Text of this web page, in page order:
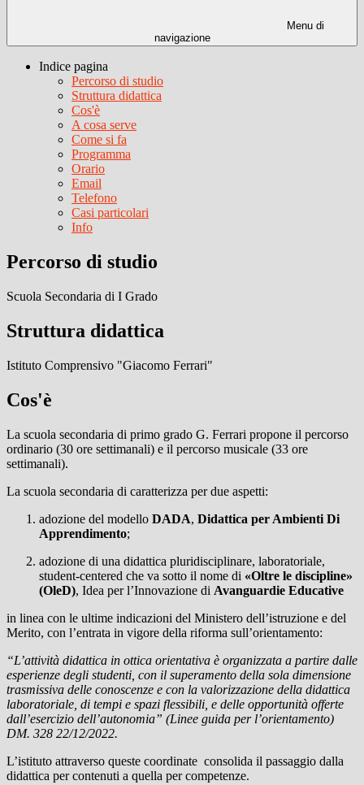
Menu di
navigazione
Indice pagina
Percorso di studio
Struttura didattica
Cos'è
A cosa serve
Come si fa
Programma
Orario
Email
Telefono
Casi particolari
Info
Percorso di studio
Scuola Secondaria di I Grado
Struttura didattica
Istituto Comprensivo "Giacomo Ferrari"
Cos'è
La scuola secondaria di primo grado G. Ferrari propone il percorso
ordinario (30 ore settimanali) e il percorso musicale (33 ore
settimanali).
La scuola secondaria di caratterizza per due aspetti:
adozione del modello DADA, Didattica per Ambienti Di
Apprendimento;
adozione di una didattica pluridisciplinare, laboratoriale,
student-centered che va sotto il nome di «Oltre le discipline»
(OleD), Idea per l’Innovazione di Avanguardie Educative
in linea con le ultime indicazioni del Ministero dell’istruzione e del
Merito, con l’entrata in vigore della riforma sull’orientamento:
“L’attività didattica in ottica orientativa è organizzata a partire dalle
esperienze degli studenti, con il superamento della sola dimensione
trasmissiva delle conoscenze e con la valorizzazione della didattica
laboratoriale, di tempi e spazi flessibili, e delle opportunità offerte
dall’esercizio dell’autonomia” (Linee guida per l’orientamento)
DM. 328 22/12/2022.
L’istituto attraverso queste coordinate consolida il passaggio dalla
didattica per contenuti a quella per competenze.